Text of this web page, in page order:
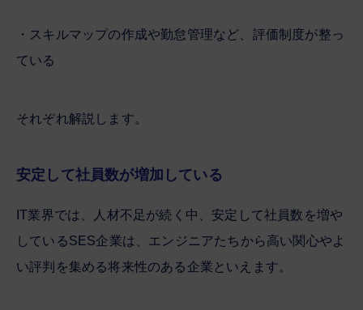
・スキルマップの作成や勤怠管理など、評価制度が整っ
ている
それぞれ解説します。
安定して社員数が増加している
IT業界では、人材不足が続く中、安定して社員数を増や
しているSES企業は、エンジニアたちから高い関心やよ
い評判を集める将来性のある企業といえます。